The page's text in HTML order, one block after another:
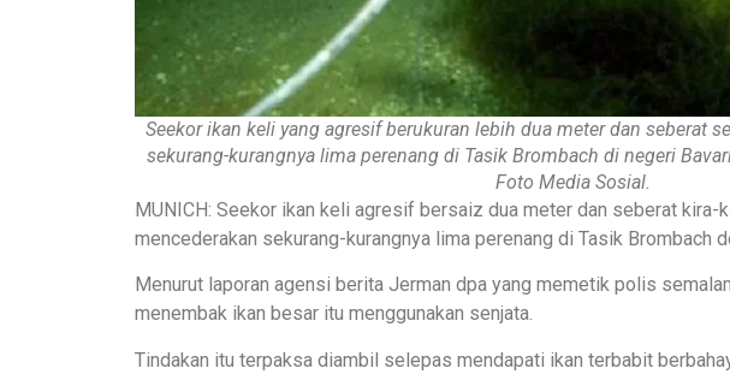
Seekor ikan keli yang agresif berukuran lebih dua meter dan seberat
sekurang-kurangnya lima perenang di Tasik Brombach di negeri
Foto Media Sosial.
MUNICH: Seekor ikan keli agresif bersaiz dua meter dan seberat kira-
mencederakan sekurang-kurangnya lima perenang di Tasik Brombach
Menurut laporan agensi berita Jerman dpa yang memetik polis
menembak ikan besar itu menggunakan senjata.
Tindakan itu terpaksa diambil selepas mendapati ikan terbabit